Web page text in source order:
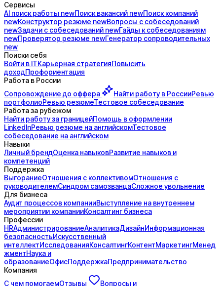
Сервисы
AI поискработы newПоисквакансий newПоисккомпаний
newКонструктор резюме newВопросы с собеседований
newЗадачи с собеседований newГайды ксобеседованиям
newПроверятор резюме newГенератор сопроводительных
new
Поиски себя
Войти в ITКарьерная стратегияПовысить
доходПрофориентация
Работа в России
Сопровождение до оффера Найти работу в РоссииРевью
портфолиоРевью резюмеТестовое собеседование
Работа за рубежом
Найти работу за границейПомощь в оформлении
LinkedInРевью резюме на английскомТестовое
собеседование на английском
Навыки
Личный брендОценка навыковРазвитие навыков и
компетенций
Поддержка
ВыгораниеОтношения с коллективомОтношения с
руководителемСиндром самозванцаСложное увольнение
Для бизнеса
Аудит процессов компанииВыступление на внутреннем
мероприятии компанииКонсалтинг бизнеса
Профессии
HRАдминистрированиеАналитикаДизайнИнформационная
безопасностьИскусственный
интеллектИсследованияКонсалтингКонтентМаркетингМенед
жментНаука и
образованиеОфисПоддержкаПредпринимательство
Компания
С чем помогаемОтзывы Вопросы и